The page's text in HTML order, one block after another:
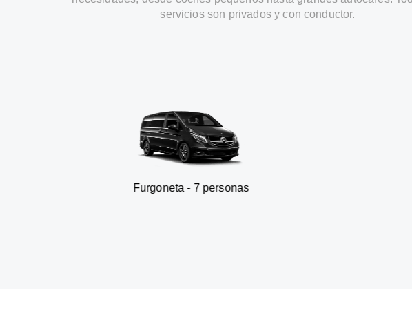
servicios son privados y con conductor.
Furgoneta - 7 personas SUV -